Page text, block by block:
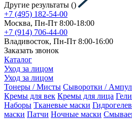
Другие результаты ()
+7 (495) 182-54-00
Москва, Пн-Пт 8:00-18:00
+7 (914) 706-44-00
Владивосток, Пн-Пт 8:00-16:00
Заказать звонок
Каталог
Уход за лицом
Уход за лицом
Тонеры / Мисты Сыворотки /
Кремы для век Кремы для лица
Наборы Тканевые маски
маски Патчи Ночные маски